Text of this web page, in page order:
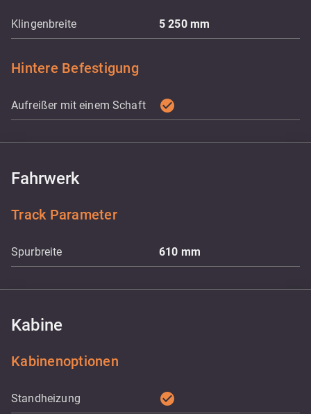
Klingenbreite 5 250 mm
Hintere Befestigung
Aufreißer mit einem Schaft check_circle
Fahrwerk
Track Parameter
Spurbreite 610 mm
Kabine
Kabinenoptionen
Standheizung check_circle